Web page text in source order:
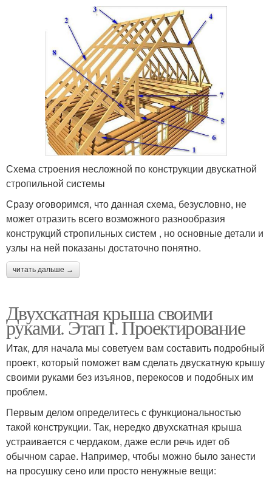
Схема строения несложной по конструкции двускатной
стропильной системы
Сразу оговоримся, что данная схема, безусловно, не
может отразить всего возможного разнообразия
конструкций стропильных систем , но основные детали и
узлы на ней показаны достаточно понятно.
читать дальше →
Двухскатная крыша своими
руками. Этап I. Проектирование
Итак, для начала мы советуем вам составить подробный
проект, который поможет вам сделать двускатную крышу
своими руками без изъянов, перекосов и подобных им
проблем.
Первым делом определитесь с функциональностью
такой конструкции. Так, нередко двухскатная крыша
устраивается с чердаком, даже если речь идет об
обычном сарае. Например, чтобы можно было занести
на просушку сено или просто ненужные вещи: